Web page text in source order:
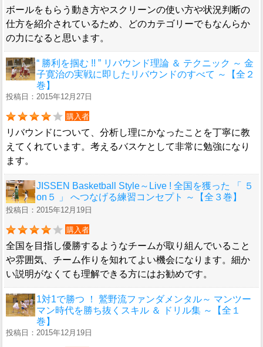
ボールをもらう動き方やスクリーンの使い方や状況判断の
仕方を紹介されているため、どのカテゴリーでもなんらか
の力になると思います。
“ 勝利を掴む !! ” リバウンド理論 ＆ テクニック ～ 金
子寛治の実戦に即したリバウンドのすべて ～【全２
巻】
投稿日：2015年12月27日
購入者
リバウンドについて、分析し理にかなったことを丁寧に教
えてくれています。考えるバスケとして非常に勉強になり
ます。
JISSEN Basketball Style～Live ! 全国を獲った 「 ５
on５ 」 へつなげる練習コンセプト ～【全３巻】
投稿日：2015年12月19日
購入者
全国を目指し優勝するようなチームが取り組んでいること
や雰囲気、チーム作りを知れてよい機会になります。細か
い説明がなくても理解できる方にはお勧めです。
1対1で勝つ ！ 鷲野流ファンダメンタル～ マンツー
マン時代を勝ち抜くスキル ＆ ドリル集 ～【全１
巻】
投稿日：2015年12月19日